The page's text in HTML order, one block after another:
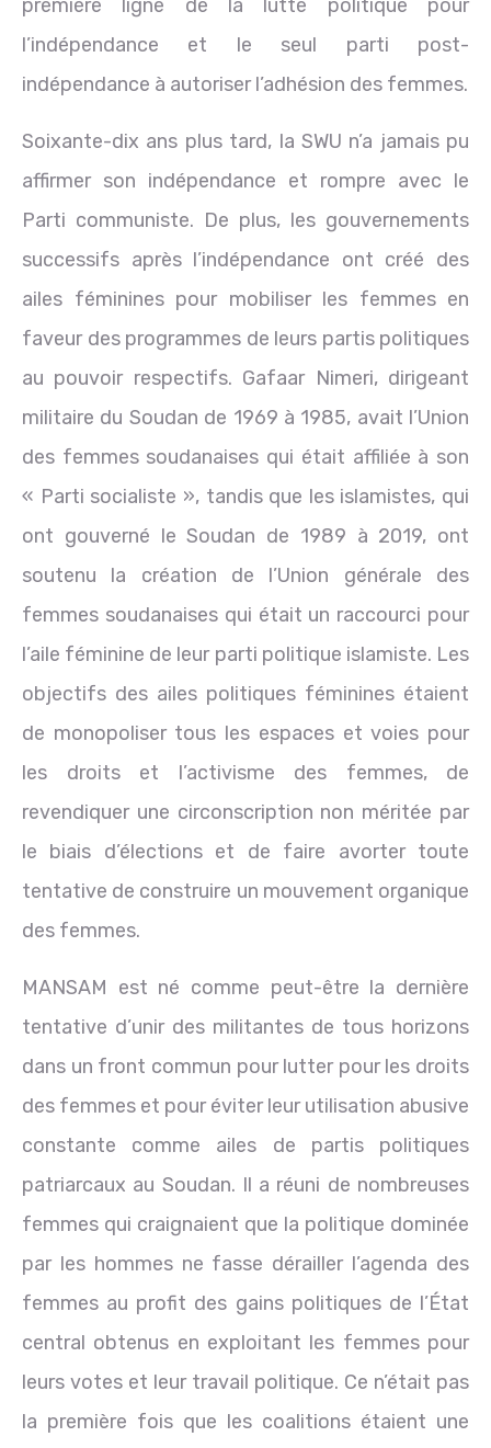
première ligne de la lutte politique pour
l’indépendance et le seul parti post-
indépendance à autoriser l’adhésion des femmes.
Soixante-dix ans plus tard, la SWU n’a jamais pu
affirmer son indépendance et rompre avec le
Parti communiste. De plus, les gouvernements
successifs après l’indépendance ont créé des
ailes féminines pour mobiliser les femmes en
faveur des programmes de leurs partis politiques
au pouvoir respectifs. Gafaar Nimeri, dirigeant
militaire du Soudan de 1969 à 1985, avait l’Union
des femmes soudanaises qui était affiliée à son
« Parti socialiste », tandis que les islamistes, qui
ont gouverné le Soudan de 1989 à 2019, ont
soutenu la création de l’Union générale des
femmes soudanaises qui était un raccourci pour
l’aile féminine de leur parti politique islamiste. Les
objectifs des ailes politiques féminines étaient
de monopoliser tous les espaces et voies pour
les droits et l’activisme des femmes, de
revendiquer une circonscription non méritée par
le biais d’élections et de faire avorter toute
tentative de construire un mouvement organique
des femmes.
MANSAM est né comme peut-être la dernière
tentative d’unir des militantes de tous horizons
dans un front commun pour lutter pour les droits
des femmes et pour éviter leur utilisation abusive
constante comme ailes de partis politiques
patriarcaux au Soudan. Il a réuni de nombreuses
femmes qui craignaient que la politique dominée
par les hommes ne fasse dérailler l’agenda des
femmes au profit des gains politiques de l’État
central obtenus en exploitant les femmes pour
leurs votes et leur travail politique. Ce n’était pas
la première fois que les coalitions étaient une